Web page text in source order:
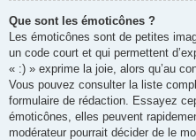
Que sont les émoticônes ?
Les émoticônes sont de petites
un code court et qui permettent
« :) » exprime la joie, alors qu’au
Vous pouvez consulter la liste
formulaire de rédaction. Essayez
émoticônes, elles peuvent
modérateur pourrait décider de le